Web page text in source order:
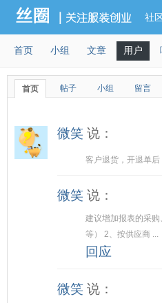
社
首页 小组 文章 用户
首页 帖子 小组 留言
微笑 说：
客户退货，开退单
微笑 说：
建议增加报表的采
等） 2、按供应商 ...
回应
微笑 说：